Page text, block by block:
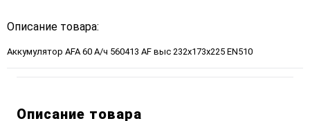
Описание товара:
Аккумулятор AFA 60 А/ч 560413 AF выс 232x173x225 EN510
Описание товара